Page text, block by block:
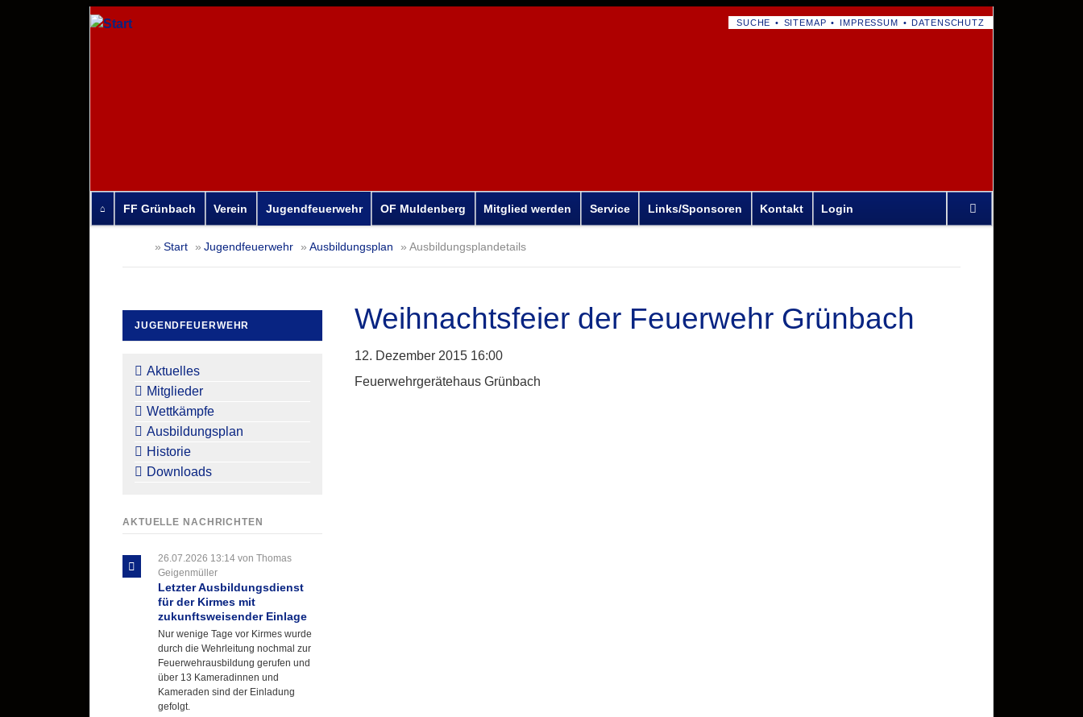
NAVIGATION
SUCHE SITEMAP IMPRESSUM DATENSCHUTZ
überspringen
FF Grünbach Verein Jugendfeuerwehr OF Muldenberg Mitglied werden Service Links/Sponsoren Kontakt Login
überspringen
Start Jugendfeuerwehr Ausbildungsplan Ausbildungsplandetails
Weihnachtsfeier der Feuerwehr Grünbach
12. Dezember 2015 16:00
Feuerwehrgerätehaus Grünbach
JUGENDFEUERWEHR
überspringen
Aktuelles
Mitglieder
Wettkämpfe
Ausbildungsplan
Historie
Downloads
AKTUELLE NACHRICHTEN
26.07.2026 13:14 von Thomas
Geigenmüller
Letzter Ausbildungsdienst
für der Kirmes mit
zukunftsweisender Einlage
Nur wenige Tage vor Kirmes wurde
durch die Wehrleitung nochmal zur
Feuerwehrausbildung gerufen und
über 13 Kameradinnen und
Kameraden sind der Einladung
gefolgt.